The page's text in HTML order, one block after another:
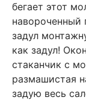
бегает этот
навороченный
задул
как задул!
стаканчик с
размашистая
задую весь